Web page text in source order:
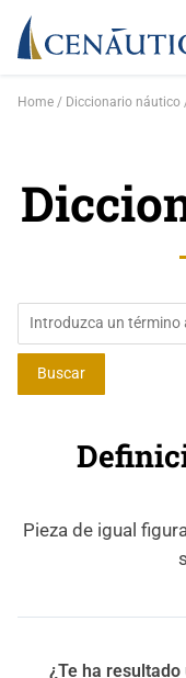
Home Diccionario náutico
Pieza de igual
¿Te ha